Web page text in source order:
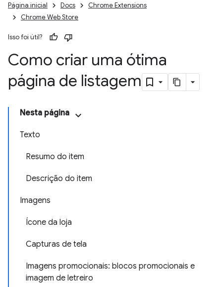
Página inicial Docs
Chrome Extensions
Chrome Web Store
Isso foi útil?
Como criar uma ótima
página de listagem
Nesta página
Texto
Resumo do item
Descrição do item
Imagens
Ícone da loja
Capturas de tela
Imagens promocionais: blocos promocionais e
imagem de letreiro